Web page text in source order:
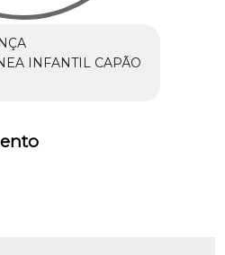
INFANTIL CAPÃO